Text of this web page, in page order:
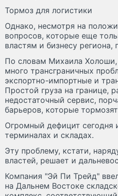
Тормоз для логистики
Однако, несмотря на
вопросов, которые еще
властям и бизнесу региона,
По словам Михаила Холоши,
много трансграничных
экспортно-импортные и
Простой груза на границе,
недостаточный сервис,
барьеров, которые
Огромный дефицит сегодня
терминалах и складах.
Эту проблему, кстати,
властей, решает и
Компания "Эй Пи Трейд"
на Дальнем Востоке